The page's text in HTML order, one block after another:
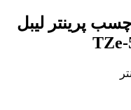
پرینتر لیبل